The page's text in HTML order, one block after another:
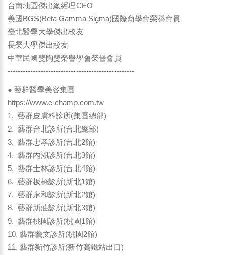
台南地區傑出總經理CEO
美國BGS(Beta Gamma Sigma)國際商學會榮譽會員
臺北醫學大學傑出校友
長榮大學傑出校友
中華民國斐陶斐榮譽學會榮譽會員
--------------------------------------------------
● 藝群醫學美容集團
https://www.e-champ.com.tw
1. 藝群皮膚科診所(集團總部)
2. 藝群台北診所(台北總部)
3. 藝群忠孝診所(台北2館)
4. 藝群內湖診所(台北3館)
5. 藝群士林診所(台北4館)
6. 藝群板橋診所(新北1館)
7. 藝群永和診所(新北2館)
8. 藝群新莊診所(新北3館)
9. 藝群桃園診所(桃園1館)
10. 藝群藝文診所(桃園2館)
11. 藝群新竹診所(新竹高鐵站出口)